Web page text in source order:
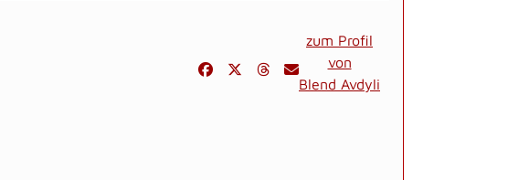
zum Profil
von
Blend Avdyli